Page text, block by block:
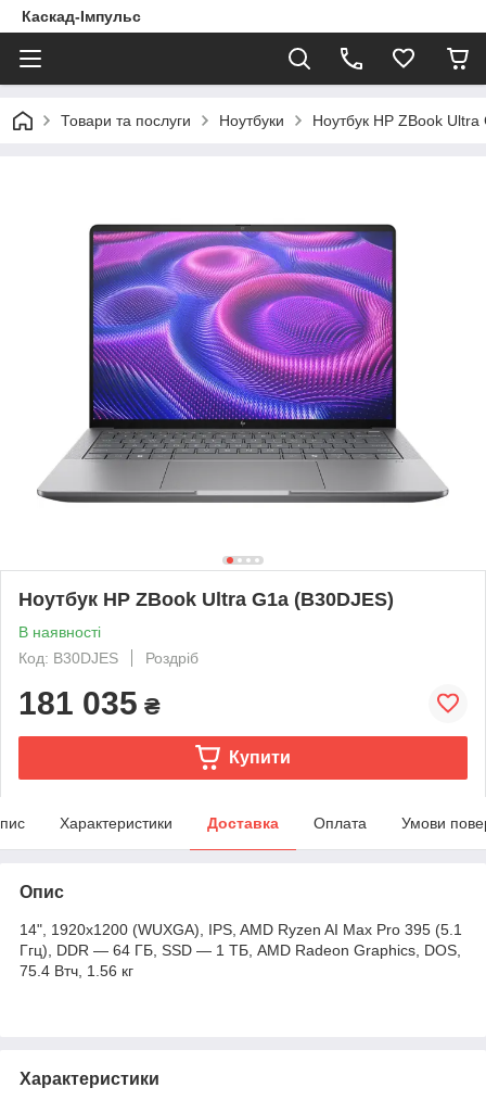
Каскад-Імпульс
Товари та послуги Ноутбуки Ноутбук HP ZBook
Ноутбук HP ZBook Ultra G1a (B30DJES)
В наявності
Код: B30DJES
Роздріб
181 035 ₴
Купити
Характеристики Доставка Оплата Умови
Опис
14", 1920x1200 (WUXGA), IPS, AMD Ryzen AI Max Pro 395 (5.1
Ггц), DDR — 64 ГБ, SSD — 1 ТБ, AMD Radeon Graphics, DOS,
75.4 Втч, 1.56 кг
Характеристики